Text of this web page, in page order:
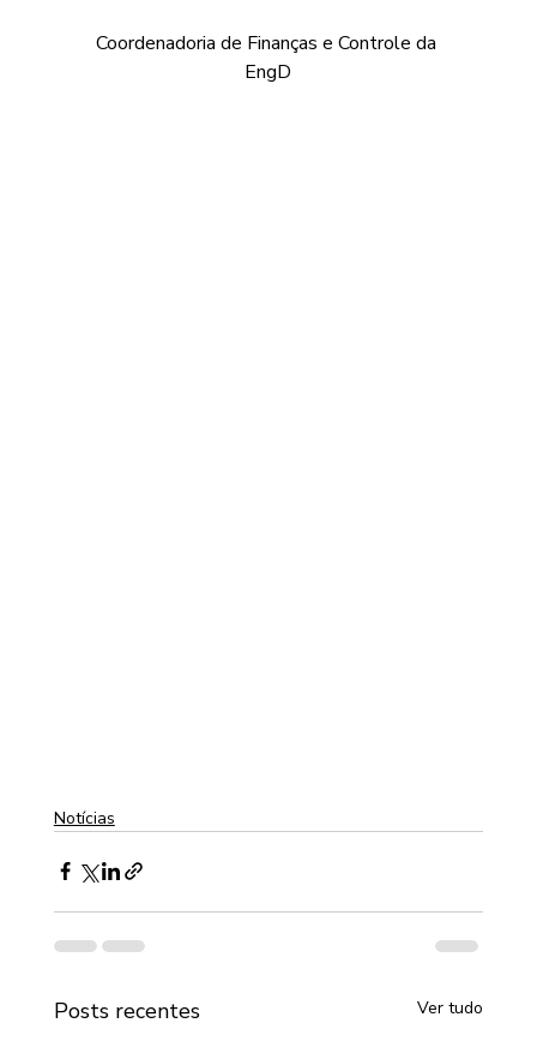
Coordenadoria de Finanças e Controle da
EngD
Notícias
Posts recentes Ver tudo